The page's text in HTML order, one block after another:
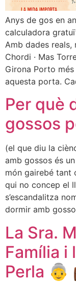
Anys de gos en
calculadora
Amb dades reals,
Chordi · Mas
Girona Porto
aquesta porta.
Per què
gossos
(el que diu la
amb gossos és
món gairebé tant
qui no concep el
s’escandalitza
dormir amb
La Sra.
Família i
Perla 👵